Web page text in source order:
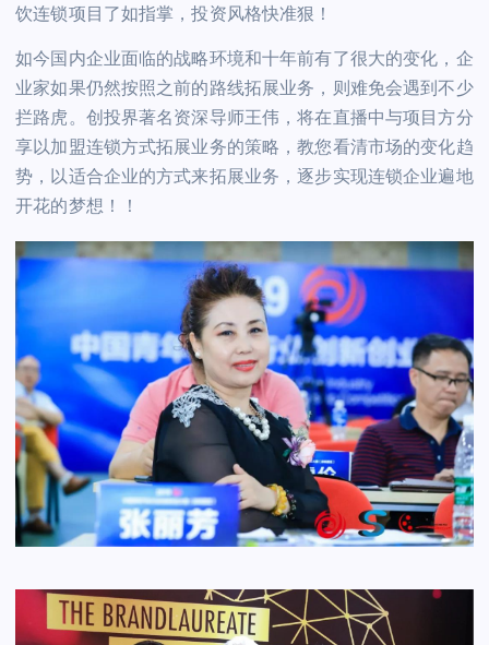
饮连锁项目了如指掌，投资风格快准狠！
如今国内企业面临的战略环境和十年前有了很大的变化，企
业家如果仍然按照之前的路线拓展业务，则难免会遇到不少
拦路虎。创投界著名资深导师王伟，将在直播中与项目方分
享以加盟连锁方式拓展业务的策略，教您看清市场的变化趋
势，以适合企业的方式来拓展业务，逐步实现连锁企业遍地
开花的梦想！！